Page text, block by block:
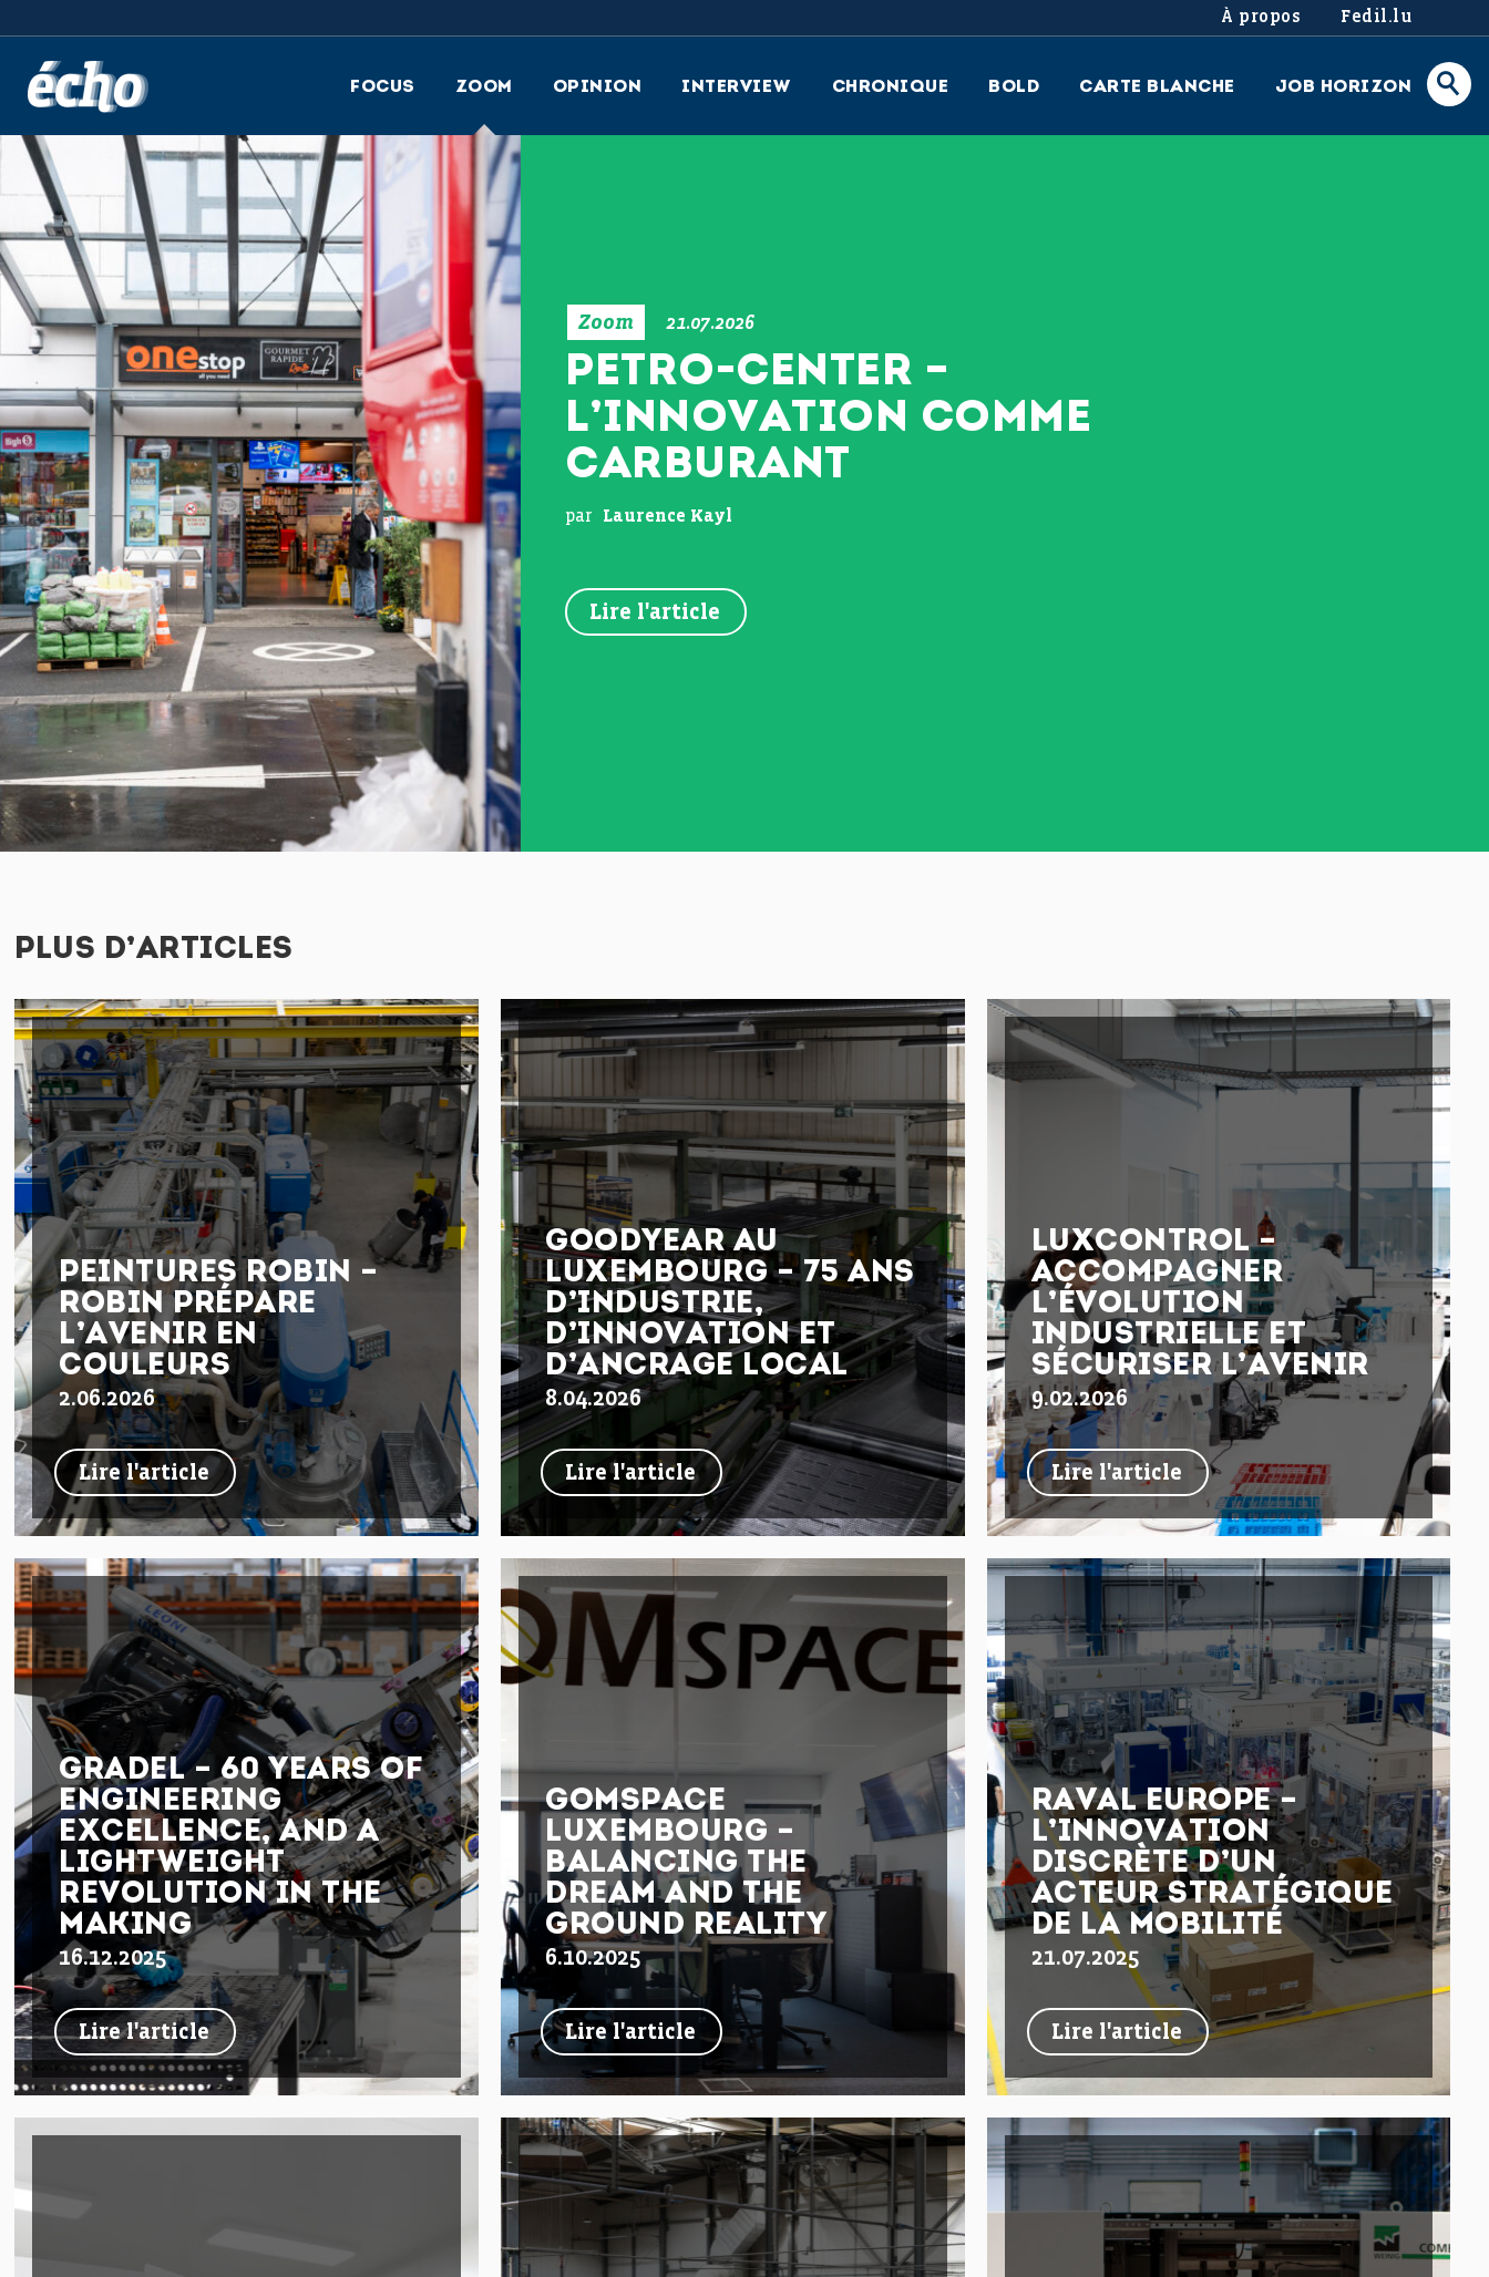
À propos Fedil.lu
FOCUS ZOOM OPINION INTERVIEW CHRONIQUE BOLD CARTE BLANCHE JOB HORIZON
Zoom 21.07.2026
PETRO-CENTER –
L’INNOVATION COMME
CARBURANT
par Laurence Kayl
Lire l'article
PLUS D’ARTICLES
PEINTURES ROBIN –
ROBIN PRÉPARE
L’AVENIR EN
COULEURS
Lire l'article
2.06.2026
GOODYEAR AU
LUXEMBOURG – 75 ANS
D’INDUSTRIE,
D’INNOVATION ET
D’ANCRAGE LOCAL
Lire l'article
8.04.2026
LUXCONTROL –
ACCOMPAGNER
L’ÉVOLUTION
INDUSTRIELLE ET
SÉCURISER L’AVENIR
Lire l'article
9.02.2026
GRADEL – 60 YEARS OF
ENGINEERING
EXCELLENCE, AND A
LIGHTWEIGHT
REVOLUTION IN THE
MAKING
Lire l'article
16.12.2025
GOMSPACE
LUXEMBOURG –
BALANCING THE
DREAM AND THE
GROUND REALITY
Lire l'article
6.10.2025
RAVAL EUROPE –
L’INNOVATION
DISCRÈTE D’UN
ACTEUR STRATÉGIQUE
DE LA MOBILITÉ
Lire l'article
21.07.2025